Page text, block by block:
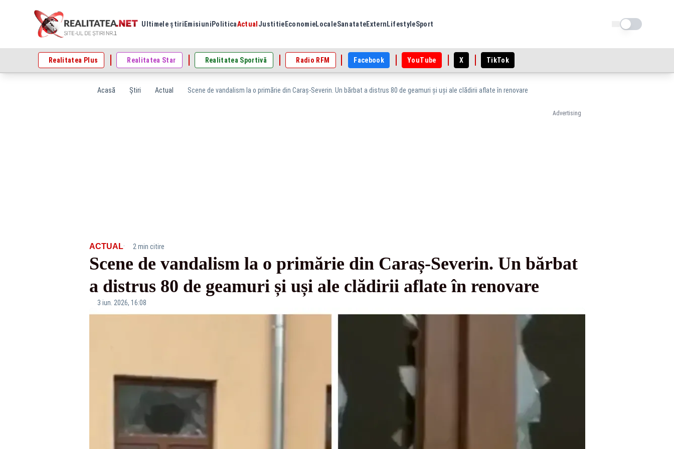
Ultimele știri Emisiuni PoliticaActual Justitie EconomieLocaleSanatateExtern LifestyleSport Schimba tema
Realitatea Plus Realitatea Star Realitatea Sportivă Radio RFM Facebook YouTube X TikTok
Acasă Știri Actual Scene de vandalism la o primărie din Caraș-Severin. Un bărbat a distrus 80 de geamuri și uși ale clădirii aflate în renovare
Advertising
ACTUAL· 2 min citire
Scene de vandalism la o primărie din Caraș-Severin. Un bărbat
a distrus 80 de geamuri și uși ale clădirii aflate în renovare
3 iun. 2026, 16:08